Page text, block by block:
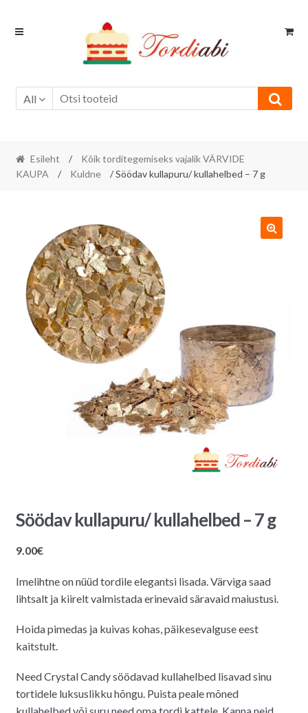
Skip
Skip
All
Esileht /
Kõik torditegemiseks vajalik VÄRVIDE
KAUPA
/ Kuldne / Söödav kullapuru/ kullahelbed – 7 g
Söödav kullapuru/ kullahelbed – 7 g
9.00€
Imelihtne on nüüd tordile elegantsi lisada. Värviga saad
lihtsalt ja kiirelt valmistada erinevaid säravaid maiustusi.
Hoida pimedas ja kuivas kohas, päikesevalguse eest
kaitstult.
Need Crystal Candy söödavad kullahelbed lisavad sinu
tortidele luksuslikku hõngu. Puista peale mõned